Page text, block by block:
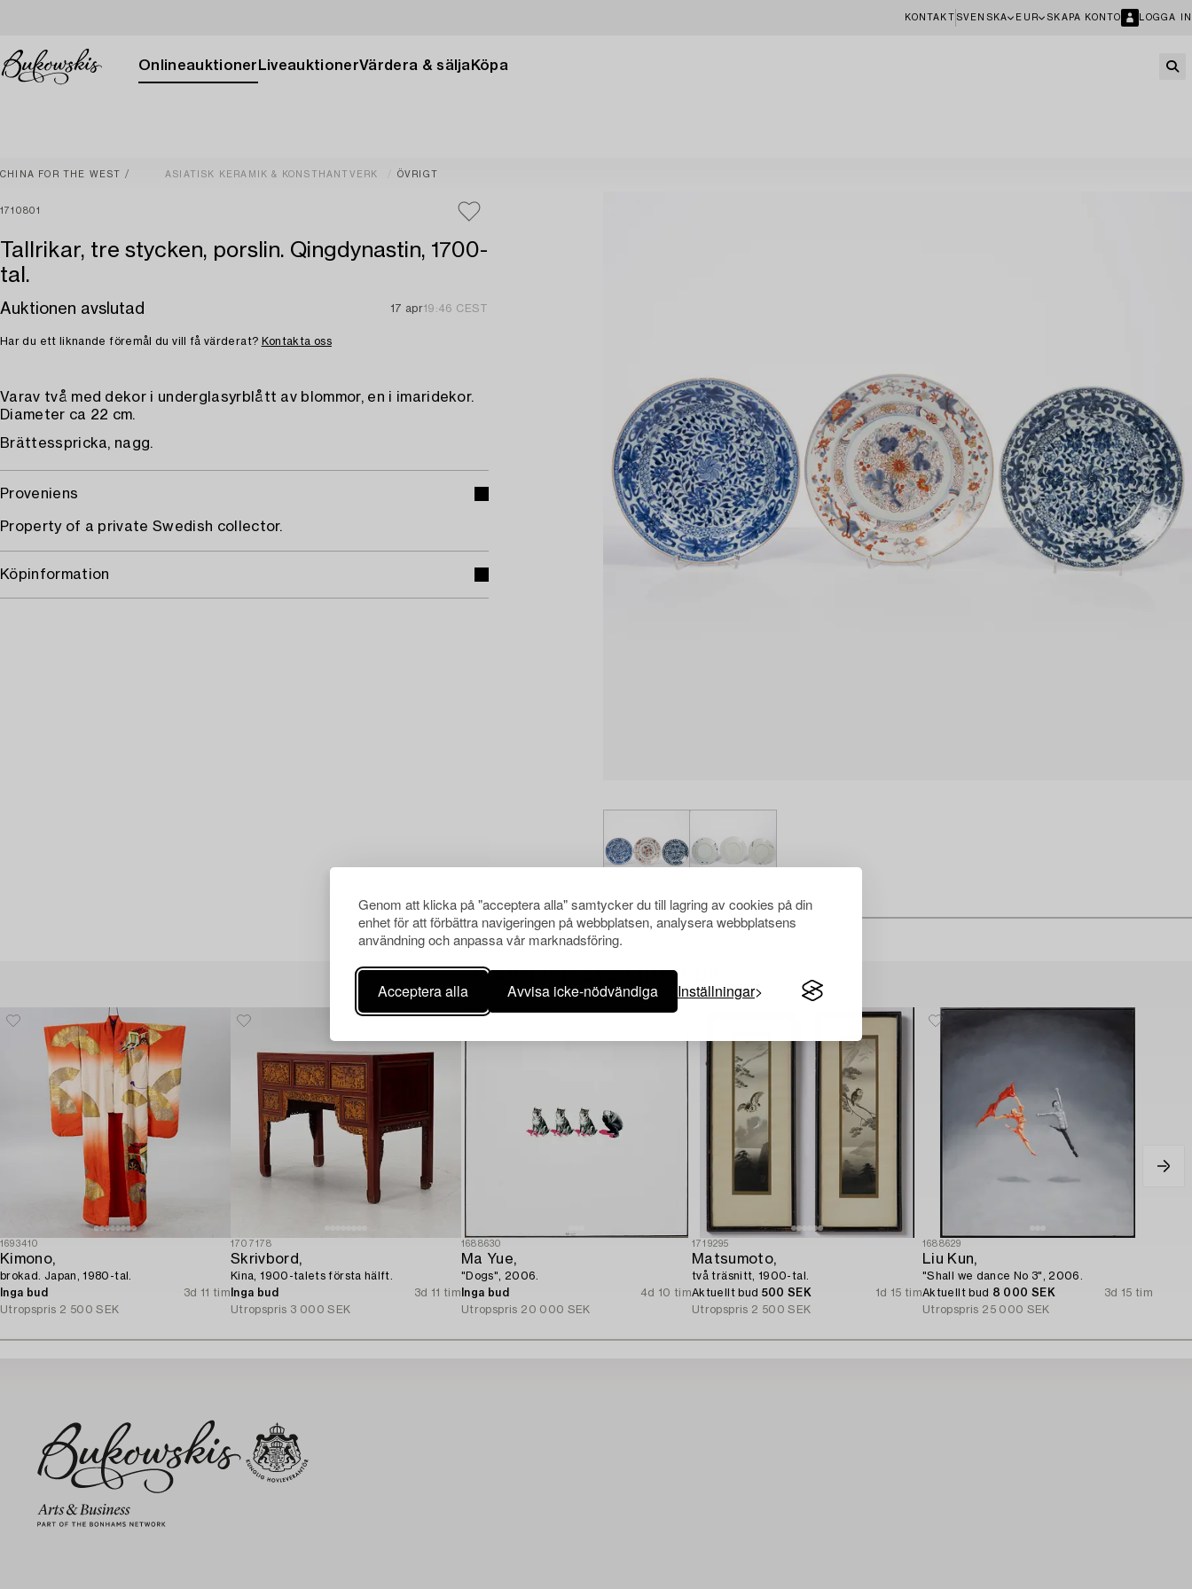
Genom att klicka på "acceptera alla" samtycker du till lagring av cookies på din
enhet för att förbättra navigeringen på webbplatsen, analysera webbplatsens
användning och anpassa vår marknadsföring.
Acceptera alla Avvisa icke-nödvändiga Inställningar
KONTAKT SVENSKA EUR SKAPA KONTO LOGGA IN
Onlineauktioner LiveauktionerVärdera & sälja Köpa
CHINA FOR THE WEST ASIATISK KERAMIK & KONSTHANTVERK ÖVRIGT
1710801
Tallrikar, tre stycken, porslin. Qingdynastin, 1700-
tal.
Auktionen avslutad 17 apr19:46 CEST
Har du ett liknande föremål du vill få värderat? Kontakta oss
Varav två med dekor i underglasyrblått av blommor, en i imaridekor.
Diameter ca 22 cm.
Brättesspricka, nagg.
Proveniens
Property of a private Swedish collector.
Köpinformation
Andra har även tittat på
1693410
Kimono,
brokad. Japan, 1980-tal.
Inga bud
3d 11 tim
Utropspris 2 500 SEK
1707178
Skrivbord,
Kina, 1900-talets första hälft.
Inga bud
3d 11 tim
Utropspris 3 000 SEK
1688630
Ma Yue,
"Dogs", 2006.
Inga bud
4d 10 tim
Utropspris 20 000 SEK
1719295
Matsumoto,
två träsnitt, 1900-tal.
Aktuellt bud 500 SEK
1d 15 tim
Utropspris 2 500 SEK
1688629
Liu Kun,
"Shall we dance No 3", 2006.
Aktuellt bud 8 000 SEK
3d 15 tim
Utropspris 25 000 SEK